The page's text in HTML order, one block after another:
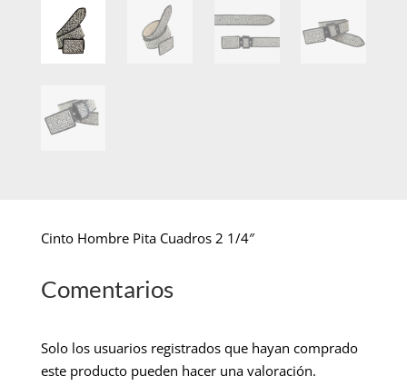
Cinto Hombre Pita Cuadros 2 1/4″
Comentarios
Solo los usuarios registrados que hayan comprado
este producto pueden hacer una valoración.